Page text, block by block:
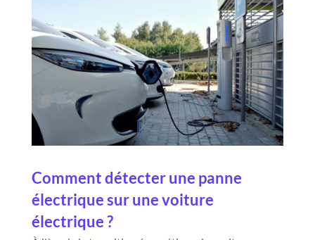
Comment détecter une panne
électrique sur une voiture
électrique ?